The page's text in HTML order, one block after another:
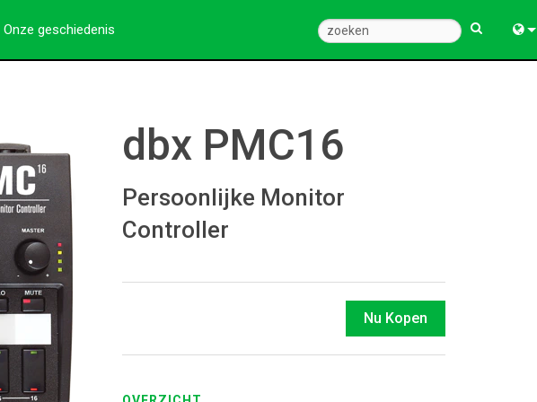
Onze geschiedenis
dbx PMC16
Persoonlijke Monitor
Controller
Nu Kopen